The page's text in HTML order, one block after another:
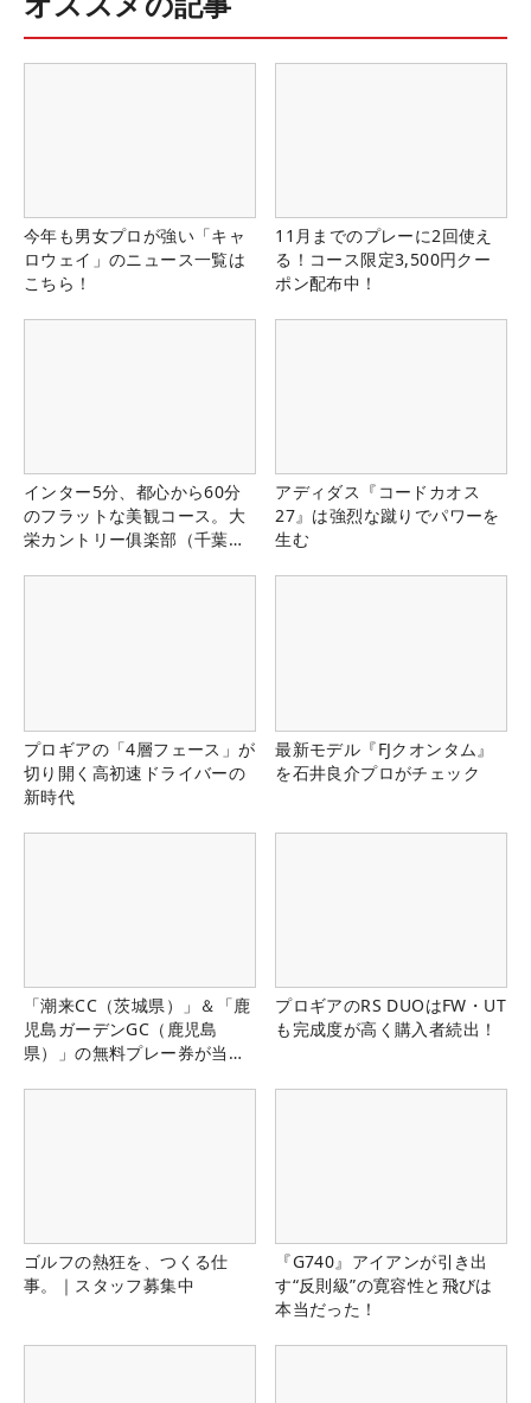
今年も男女プロが強い「キャ
ロウェイ」のニュース一覧は
こちら！
11月までのプレーに2回使え
る！コース限定3,500円クー
ポン配布中！
インター5分、都心から60分
のフラットな美観コース。大
栄カントリー俱楽部（千葉
アディダス『コードカオス
27』は強烈な蹴りでパワーを
生む
プロギアの「4層フェース」が
切り開く高初速ドライバーの
新時代
最新モデル『FJクオンタム』
を石井良介プロがチェック
「潮来CC（茨城県）」＆「鹿
児島ガーデンGC（鹿児島
県）」の無料プレー券が当た
プロギアのRS DUOはFW・UT
も完成度が高く購入者続出！
ゴルフの熱狂を、つくる仕
事。｜スタッフ募集中
『G740』アイアンが引き出
す“反則級”の寛容性と飛びは
本当だった！